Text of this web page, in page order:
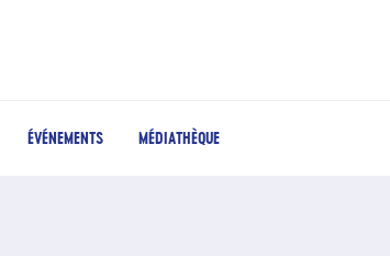
ÉVÉNEMENTS MÉDIATHÈQUE